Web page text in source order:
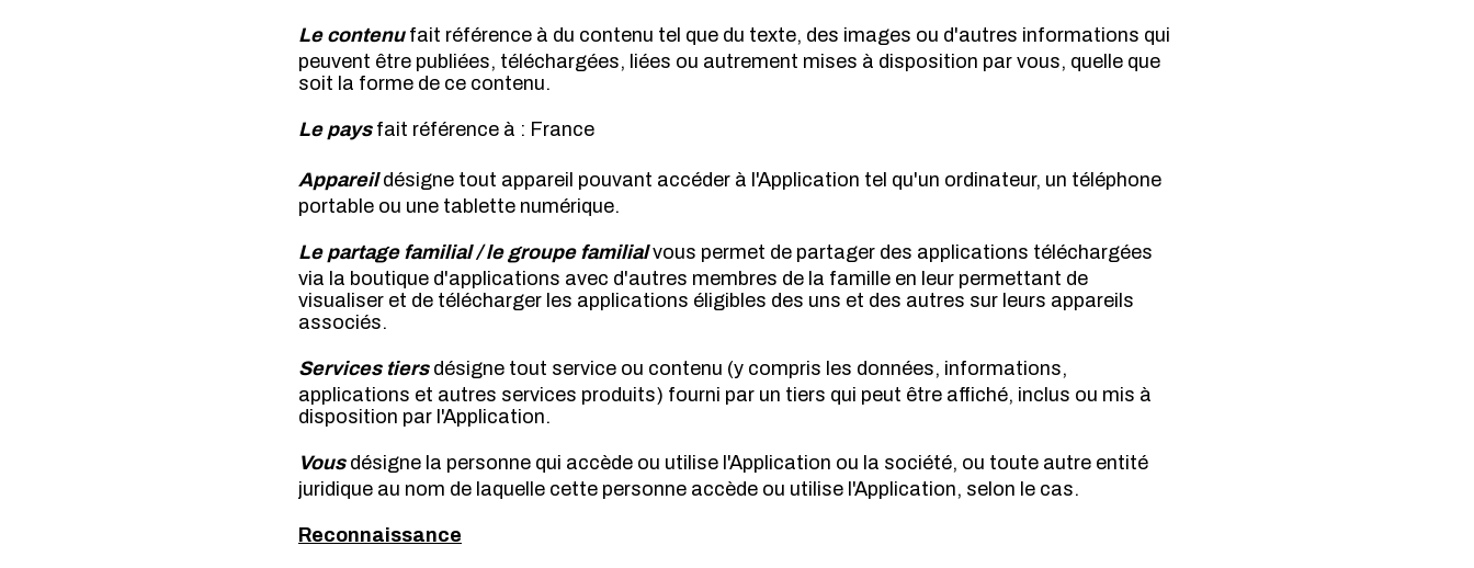
Le contenufait référence à du contenu tel que du texte, des images ou d'autres informations qui
peuvent être publiées, téléchargées, liées ou autrement mises à disposition par vous, quelle que
soit la forme de ce contenu.
Le paysfait référence à : France
Appareildésigne tout appareil pouvant accéder à l'Application tel qu'un ordinateur, un téléphone
portable ou une tablette numérique.
Le partage familial / le groupe familialvous permet de partager des applications téléchargées
via la boutique d'applications avec d'autres membres de la famille en leur permettant de
visualiser et de télécharger les applications éligibles des uns et des autres sur leurs appareils
associés.
Services tiers désigne tout service ou contenu (y compris les données, informations,
applications et autres services produits) fourni par un tiers qui peut être affiché, inclus ou mis à
disposition par l'Application.
Vousdésigne la personne qui accède ou utilise l'Application ou la société, ou toute autre entité
juridique au nom de laquelle cette personne accède ou utilise l'Application, selon le cas.
Reconnaissance